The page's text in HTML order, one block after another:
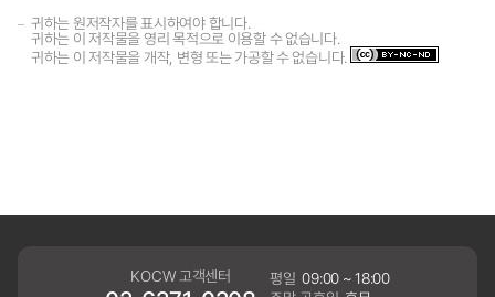
귀하는 원저작자를 표시하여야 합니다.
귀하는 이 저작물을 영리 목적으로 이용할 수 없습니다.
귀하는 이 저작물을 개작, 변형 또는 가공할 수 없습니다.
KOCW 고객센터 평일 09:00 ~ 18:00